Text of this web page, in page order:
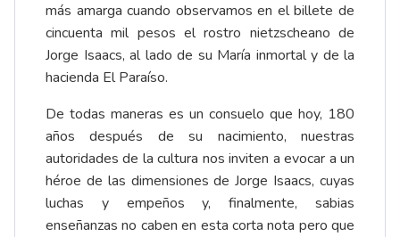
más amarga cuando observamos en el billete de
cincuenta mil pesos el rostro nietzscheano de
Jorge Isaacs, al lado de su María inmortal y de la
hacienda El Paraíso.
De todas maneras es un consuelo que hoy, 180
años después de su nacimiento, nuestras
autoridades de la cultura nos inviten a evocar a un
héroe de las dimensiones de Jorge Isaacs, cuyas
luchas y empeños y, finalmente, sabias
enseñanzas no caben en esta corta nota pero que